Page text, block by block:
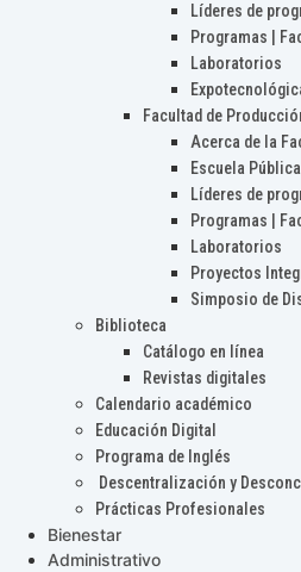
Líderes de
Programas |
Laboratorios
Facultad de
Acerca de la
Escuela
Líderes de
Programas |
Laboratorios
Proyectos
Simposio de
Biblioteca
Catálogo en línea
Revistas digitales
Calendario académico
Educación Digital
Programa de Inglés
Descentralización y
Prácticas Profesionales
Bienestar
Administrativo